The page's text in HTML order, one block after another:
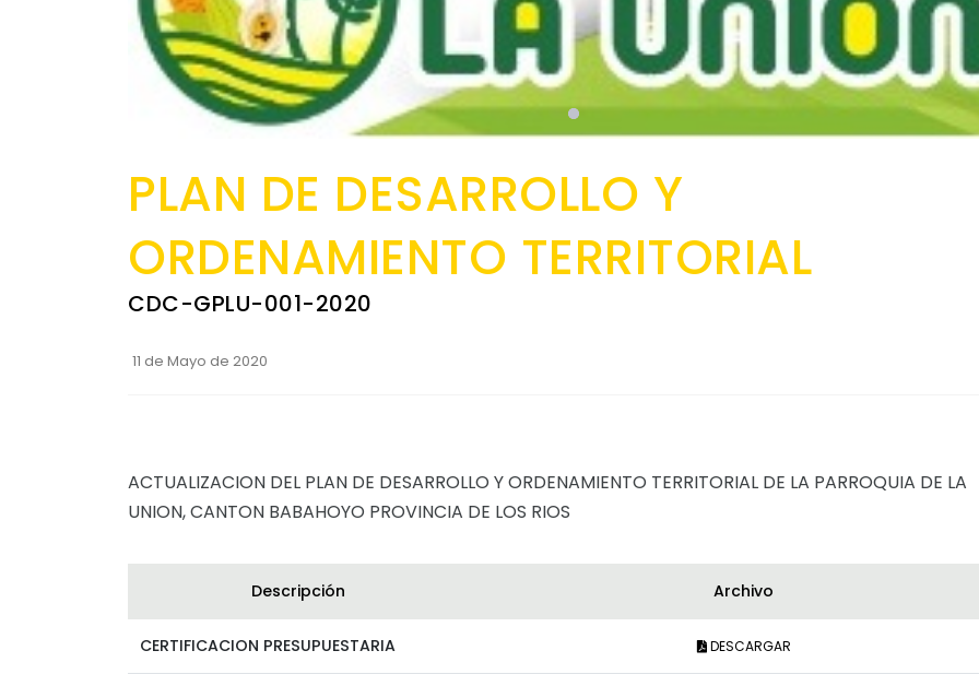
PLAN DE DESARROLLO Y
ORDENAMIENTO TERRITORIAL
CDC-GPLU-001-2020
11 de Mayo de 2020
ACTUALIZACION DEL PLAN DE DESARROLLO Y ORDENAMIENTO TERRITORIAL DE LA PARROQUIA DE LA
UNION, CANTON BABAHOYO PROVINCIA DE LOS RIOS
Descripción Archivo
CERTIFICACION PRESUPUESTARIA DESCARGAR